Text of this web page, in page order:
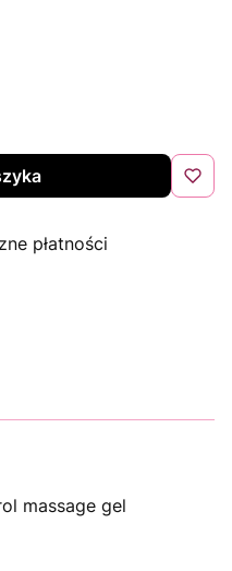
płatności
massage gel